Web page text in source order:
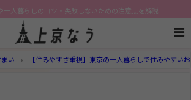
一人暮らしのコツ・失敗しないための注意点を解説
い 【住みやすさ重視】東京の一人暮らしで住みやす